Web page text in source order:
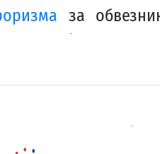
за
на срећу преко